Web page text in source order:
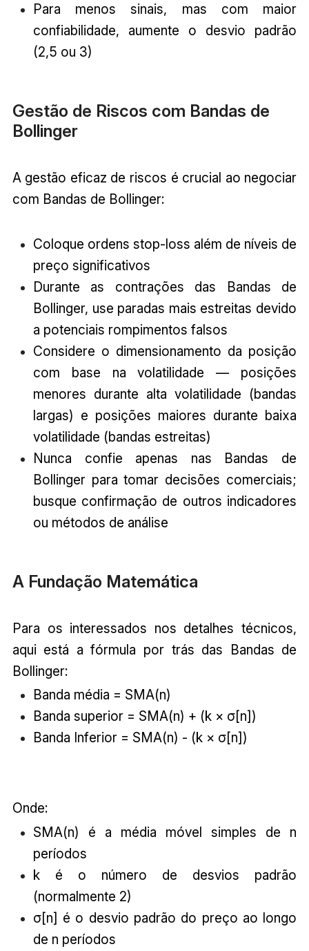
Para menos sinais, mas com maior
confiabilidade, aumente o desvio padrão
(2,5 ou 3)
Gestão de Riscos com Bandas de
Bollinger
A gestão eficaz de riscos é crucial ao negociar
com Bandas de Bollinger:
Coloque ordens stop-loss além de níveis de
preço significativos
Durante as contrações das Bandas de
Bollinger, use paradas mais estreitas devido
a potenciais rompimentos falsos
Considere o dimensionamento da posição
com base na volatilidade — posições
menores durante alta volatilidade (bandas
largas) e posições maiores durante baixa
volatilidade (bandas estreitas)
Nunca confie apenas nas Bandas de
Bollinger para tomar decisões comerciais;
busque confirmação de outros indicadores
ou métodos de análise
A Fundação Matemática
Para os interessados nos detalhes técnicos,
aqui está a fórmula por trás das Bandas de
Bollinger:
Banda média = SMA(n)
Banda superior = SMA(n) + (k × σ[n])
Banda Inferior = SMA(n) - (k × σ[n])
Onde:
SMA(n) é a média móvel simples de n
períodos
k é o número de desvios padrão
(normalmente 2)
σ[n] é o desvio padrão do preço ao longo
de n períodos